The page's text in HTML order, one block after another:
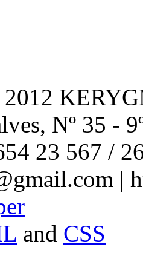
Nº 35 -
23 567 /
|
and CSS